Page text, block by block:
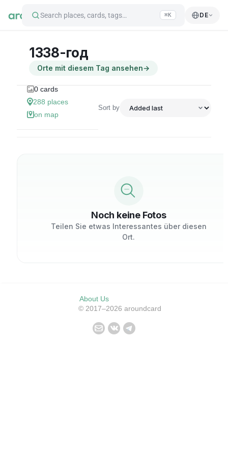
Search places, cards, tags… ⌘K DE
1338-год
Orte mit diesem Tag ansehen→
0 cards
288 places
on map
Sort by
Noch keine Fotos
Teilen Sie etwas Interessantes über diesen
Ort.
About Us
© 2017–2026 aroundcard